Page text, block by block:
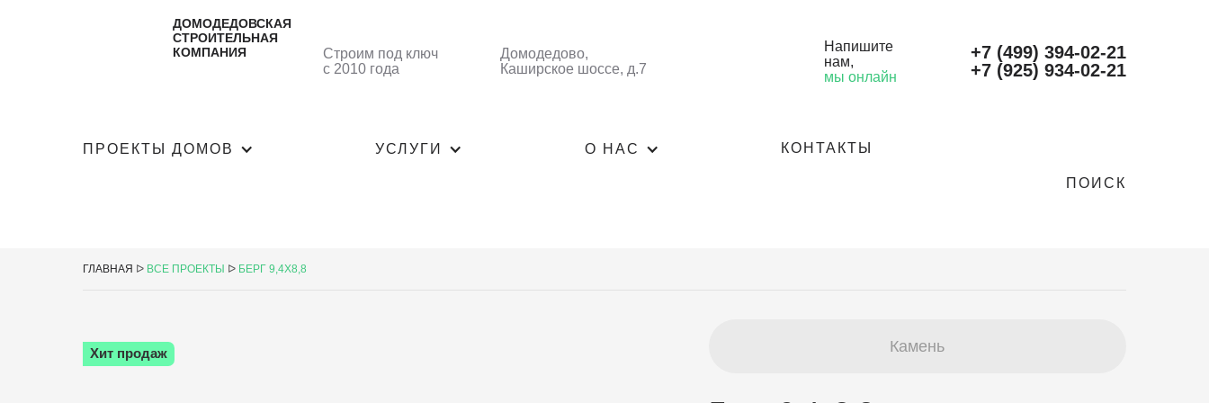
ДОМОДЕДОВСКАЯ
СТРОИТЕЛЬНАЯ
КОМПАНИЯ
Строим под ключ
с 2010 года
Домодедово,
Каширское шоссе, д.7
Напишите
нам,
мы онлайн
+7 (499) 394-02-21
+7 (925) 934-02-21
ПРОЕКТЫ ДОМОВ УСЛУГИ О НАС КОНТАКТЫ
ПОИСК
ГЛАВНАЯ ᐅ ВСЕ ПРОЕКТЫ ᐅ БЕРГ 9,4Х8,8
Хит продаж Камень